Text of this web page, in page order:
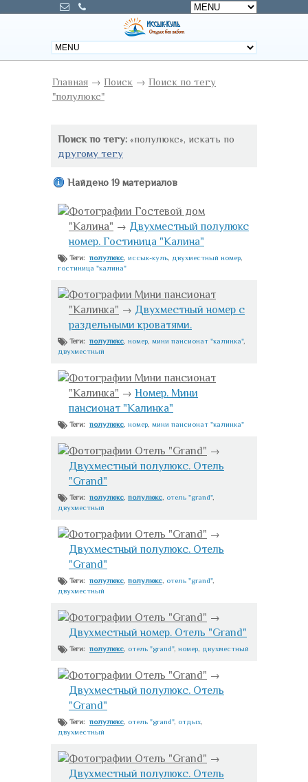
Главная → Поиск → Поиск по тегу
"полулюкс"
Поиск по тегу: «полулюкс», искать по
другому тегу
Найдено 19 материалов
Фотографии Гостевой дом
"Калина" → Двухместный полулюкс
номер. Гостиница "Калина"
Теги: полулюкс иссык-куль двухместный номер
гостиница "калина"
Фотографии Мини пансионат
"Калинка" → Двухместный номер с
раздельными кроватями.
Теги: полулюкс номер мини пансионат "калинка",
двухместный
Фотографии Мини пансионат
"Калинка" → Номер. Мини
пансионат "Калинка"
Теги: полулюкс номер мини пансионат "калинка"
Фотографии Отель "Grand" →
Двухместный полулюкс. Отель
"Grand"
Теги: полулюкс полулюкс отель "grand",
двухместный
Фотографии Отель "Grand" →
Двухместный полулюкс. Отель
"Grand"
Теги: полулюкс полулюкс отель "grand",
двухместный
Фотографии Отель "Grand" →
Двухместный номер. Отель "Grand"
Теги: полулюкс отель "grand", номер двухместный
Фотографии Отель "Grand" →
Двухместный полулюкс. Отель
"Grand"
Теги: полулюкс отель "grand", отдых
двухместный
Фотографии Отель "Grand" →
Двухместный полулюкс. Отель